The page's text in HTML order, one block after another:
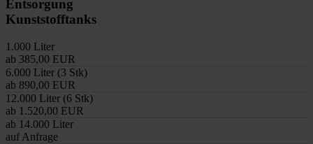
Entsorgung
Kunststofftanks
1.000 Liter
ab 385,00 EUR
6.000 Liter (3 Stk)
ab 890,00 EUR
12.000 Liter (6 Stk)
ab 1.520,00 EUR
ab 14.000 Liter
auf Anfrage